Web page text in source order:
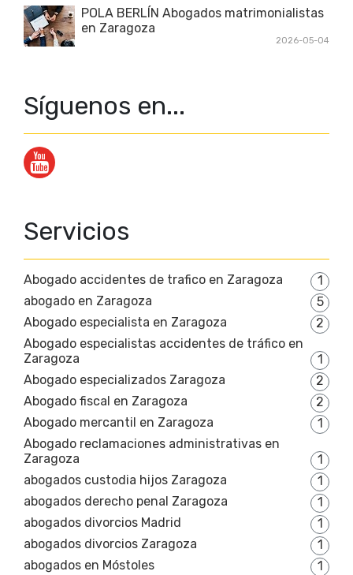
POLA BERLÍN Abogados matrimonialistas
en Zaragoza
2026-05-04
Síguenos en...
Servicios
Abogado accidentes de trafico en Zaragoza
1
abogado en Zaragoza
5
Abogado especialista en Zaragoza
2
Abogado especialistas accidentes de tráfico en
Zaragoza
1
Abogado especializados Zaragoza
2
Abogado fiscal en Zaragoza
2
Abogado mercantil en Zaragoza
1
Abogado reclamaciones administrativas en
Zaragoza
1
abogados custodia hijos Zaragoza
1
abogados derecho penal Zaragoza
1
abogados divorcios Madrid
1
abogados divorcios Zaragoza
1
abogados en Móstoles
1